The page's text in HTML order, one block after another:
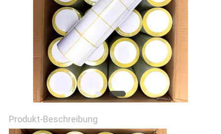
SITEMAP
PRIVACY
POLICY
Produkt-Beschreibung